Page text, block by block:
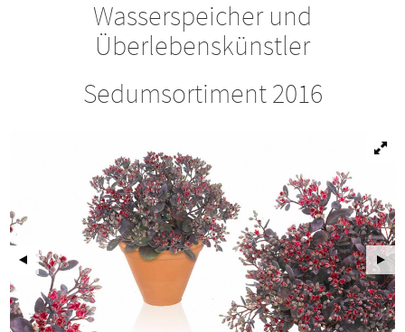
Wasserspeicher und
Überlebenskünstler
Sedumsortiment 2016